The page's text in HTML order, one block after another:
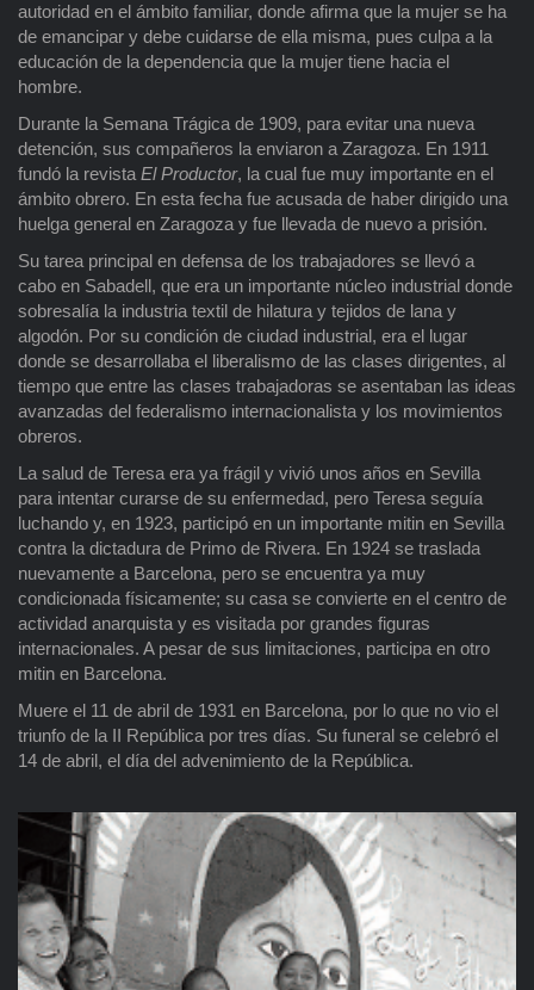
autoridad en el ámbito familiar, donde afirma que la mujer se ha
de emancipar y debe cuidarse de ella misma, pues culpa a la
educación de la dependencia que la mujer tiene hacia el
hombre.
Durante la Semana Trágica de 1909, para evitar una nueva
detención, sus compañeros la enviaron a Zaragoza. En 1911
fundó la revista El Productor, la cual fue muy importante en el
ámbito obrero. En esta fecha fue acusada de haber dirigido una
huelga general en Zaragoza y fue llevada de nuevo a prisión.
Su tarea principal en defensa de los trabajadores se llevó a
cabo en Sabadell, que era un importante núcleo industrial donde
sobresalía la industria textil de hilatura y tejidos de lana y
algodón. Por su condición de ciudad industrial, era el lugar
donde se desarrollaba el liberalismo de las clases dirigentes, al
tiempo que entre las clases trabajadoras se asentaban las ideas
avanzadas del federalismo internacionalista y los movimientos
obreros.
La salud de Teresa era ya frágil y vivió unos años en Sevilla
para intentar curarse de su enfermedad, pero Teresa seguía
luchando y, en 1923, participó en un importante mitin en Sevilla
contra la dictadura de Primo de Rivera. En 1924 se traslada
nuevamente a Barcelona, pero se encuentra ya muy
condicionada físicamente; su casa se convierte en el centro de
actividad anarquista y es visitada por grandes figuras
internacionales. A pesar de sus limitaciones, participa en otro
mitin en Barcelona.
Muere el 11 de abril de 1931 en Barcelona, por lo que no vio el
triunfo de la II República por tres días. Su funeral se celebró el
14 de abril, el día del advenimiento de la República.